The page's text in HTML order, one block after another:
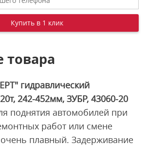
товара
гидравлический
242-452мм, ЗУБР, 43060-20
поднятия автомобилей при
работ или смене
плавный. Задерживание